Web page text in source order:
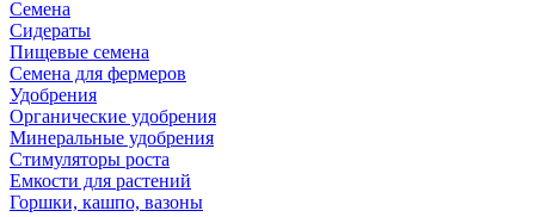
Семена
Сидераты
Пищевые семена
Семена для фермеров
Удобрения
Органические удобрения
Минеральные удобрения
Стимуляторы роста
Емкости для растений
Горшки, кашпо, вазоны